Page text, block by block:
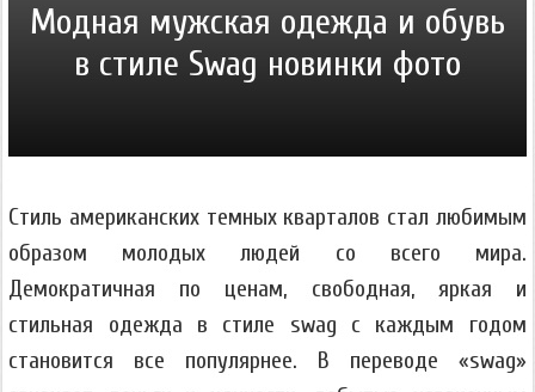
Модная мужская одежда и обувь
в стиле Swag новинки фото
Стиль американских темных кварталов стал любимым
образом молодых людей со всего мира.
Демократичная по ценам, свободная, яркая и
стильная одежда в стиле swag с каждым годом
становится все популярнее. В переводе «swag»